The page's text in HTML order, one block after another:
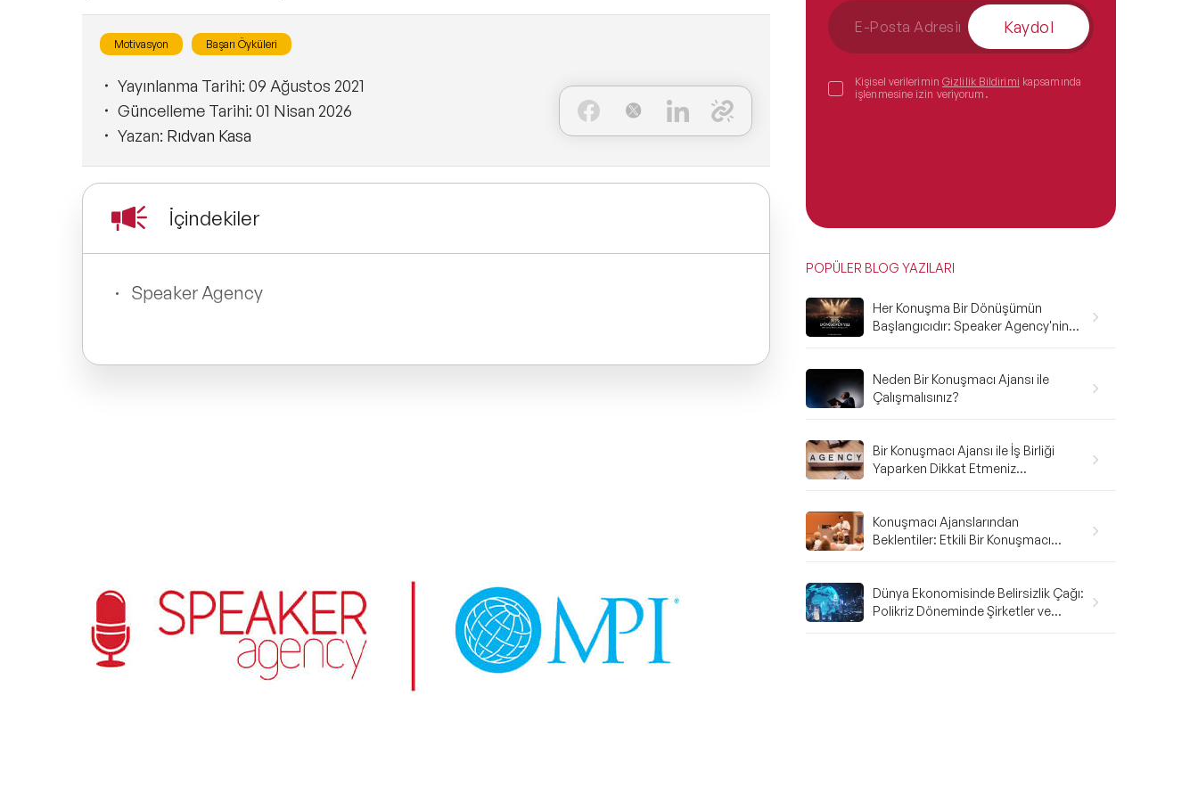
Motivasyon Başarı Öyküleri
Yayınlanma Tarihi: 09 Ağustos 2021
Güncelleme Tarihi: 01 Nisan 2026
Yazan: Rıdvan Kasa
İçindekiler
Speaker Agency
Kaydol
Kişisel verilerimin Gizlilik Bildirimi kapsamında
işlenmesine izin veriyorum.
POPÜLER BLOG YAZILARI
Her Konuşma Bir Dönüşümün
Başlangıcıdır: Speaker Agency'nin
Neden Bir Konuşmacı Ajansı ile
Çalışmalısınız?
Bir Konuşmacı Ajansı ile İş Birliği
Yaparken Dikkat Etmeniz
Konuşmacı Ajanslarından
Beklentiler: Etkili Bir Konuşmacı
Dünya Ekonomisinde Belirsizlik Çağı:
Polikriz Döneminde Şirketler ve